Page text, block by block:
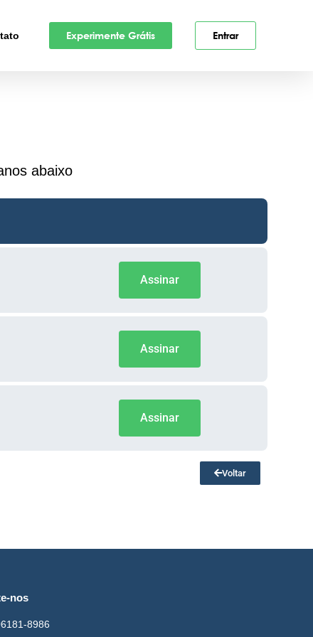
Experimente Grátis Entrar
abaixo
Assinar
Assinar
Assinar
Voltar
nos
8986